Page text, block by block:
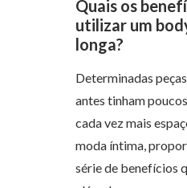
Quais os
utilizar um
longa?
Determinadas
antes tinham
cada vez mais
moda íntima,
série de benefícios